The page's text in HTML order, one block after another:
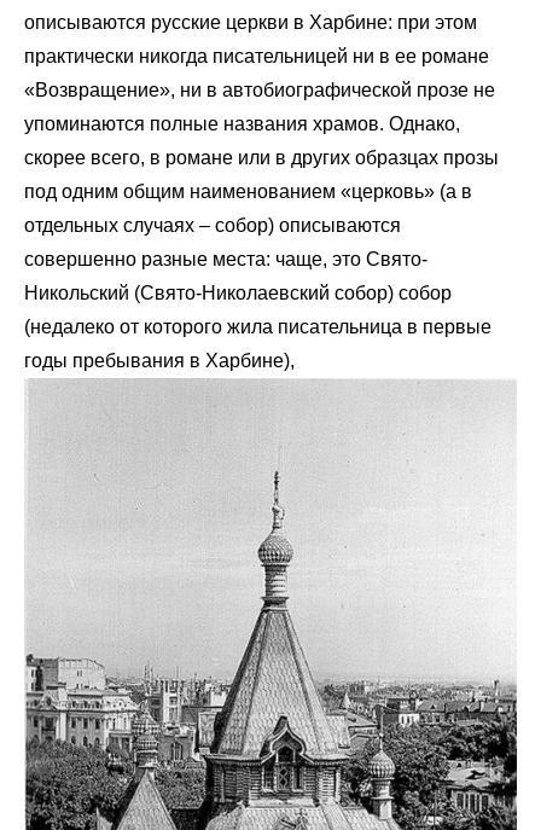
описываются русские церкви в Харбине: при этом
практически никогда писательницей ни в ее романе
«Возвращение», ни в автобиографической прозе не
упоминаются полные названия храмов. Однако,
скорее всего, в романе или в других образцах прозы
под одним общим наименованием «церковь» (а в
отдельных случаях – собор) описываются
совершенно разные места: чаще, это Свято-
Никольский (Свято-Николаевский собор) собор
(недалеко от которого жила писательница в первые
годы пребывания в Харбине),